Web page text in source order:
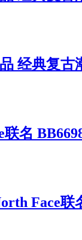
经典复古
名
Face联